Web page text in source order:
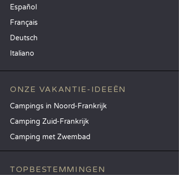
Español
Français
Deutsch
Italiano
ONZE VAKANTIE-IDEEËN
Campings in Noord-Frankrijk
Camping Zuid-Frankrijk
Camping met Zwembad
TOPBESTEMMINGEN